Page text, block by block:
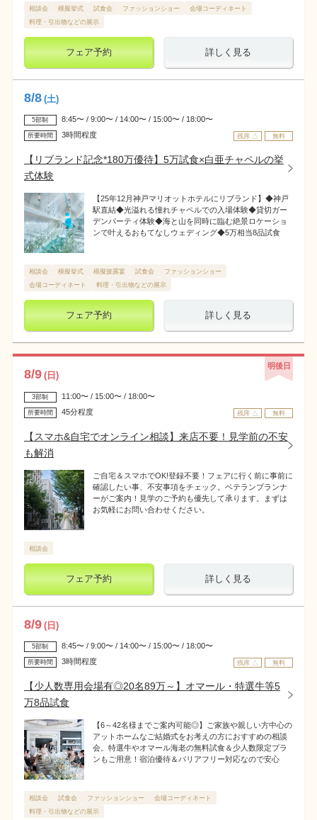
相談会 模擬挙式 試食会 ファッションショー
会場コーディネート
料理・引出物などの展示
フェア予約 詳しく見る
8/8 (土)
残席 △ 無料
5部制 8:45〜 / 9:00〜 / 14:00〜 / 15:00〜 / 18:00〜
所要時間 3時間程度
【リブランド記念*180万優待】5万試食×白亜チャペルの挙
式体験
【25年12月神戸マリオットホテルにリブランド】◆神戸
駅直結◆光溢れる憧れチャペルでの入場体験◆貸切ガー
デンパーティ体験◆海と山を同時に臨む絶景ロケーショ
ンで叶えるおもてなしウェディング◆5万相当8品試食
相談会 模擬挙式 模擬披露宴 試食会
ファッションショー
会場コーディネート
料理・引出物などの展示
フェア予約 詳しく見る
明後日
8/9 (日)
残席 △ 無料
3部制 11:00〜 / 15:00〜 / 18:00〜
所要時間 45分程度
【スマホ&自宅でオンライン相談】来店不要！見学前の不安
も解消
ご自宅＆スマホでOK!登録不要！フェアに行く前に事前に
確認したい事、不安事項をチェック。ベテランプランナ
ーがご案内！見学のご予約も優先して承ります。まずは
お気軽にお問い合わせください。
相談会
フェア予約 詳しく見る
8/9 (日)
残席 △ 無料
5部制 8:45〜 / 9:00〜 / 14:00〜 / 15:00〜 / 18:00〜
所要時間 3時間程度
【少人数専用会場有◎20名89万～】オマール・特選牛等5
万8品試食
【6～42名様までご案内可能◎】ご家族や親しい方中心の
アットホームなご結婚式をお考えの方におすすめの相談
会。特選牛やオマール海老の無料試食＆少人数限定プラ
ンもご用意！宿泊優待＆バリアフリー対応なので安心
相談会 試食会 ファッションショー
会場コーディネート
料理・引出物などの展示